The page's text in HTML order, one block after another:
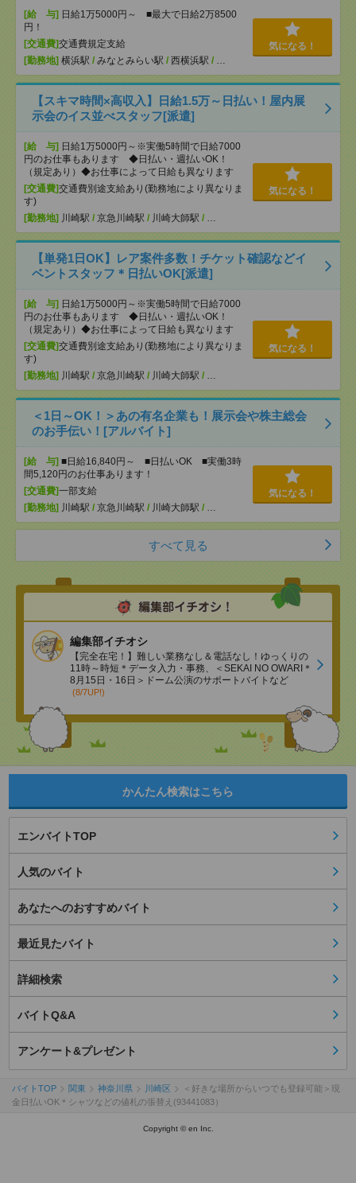
[給 与] 日給1万5000円～ ■最大で日給2万8500
円！
[交通費]交通費規定支給
[勤務地] 横浜駅 / みなとみらい駅 / 西横浜駅 / …
気になる！
【スキマ時間×高収入】日給1.5万～日払い！屋内展
示会のイス並べスタッフ[派遣]
[給 与] 日給1万5000円～※実働5時間で日給7000
円のお仕事もあります ◆日払い・週払いOK！
（規定あり）◆お仕事によって日給も異なります
[交通費]交通費別途支給あり(勤務地により異なりま
す)
[勤務地] 川崎駅 / 京急川崎駅 / 川崎大師駅 / …
気になる！
【単発1日OK】レア案件多数！チケット確認などイ
ベントスタッフ＊日払いOK[派遣]
[給 与] 日給1万5000円～※実働5時間で日給7000
円のお仕事もあります ◆日払い・週払いOK！
（規定あり）◆お仕事によって日給も異なります
[交通費]交通費別途支給あり(勤務地により異なりま
す)
[勤務地] 川崎駅 / 京急川崎駅 / 川崎大師駅 / …
気になる！
＜1日～OK！＞あの有名企業も！展示会や株主総会
のお手伝い！[アルバイト]
[給 与] ■日給16,840円～ ■日払いOK ■実働3時
間5,120円のお仕事あります！
[交通費]一部支給
[勤務地] 川崎駅 / 京急川崎駅 / 川崎大師駅 / …
気になる！
すべて見る
編集部イチオシ
【完全在宅！】難しい業務なし＆電話なし！ゆっくりの
11時～時短＊データ入力・事務、＜SEKAI NO OWARI＊
8月15日・16日＞ドーム公演のサポートバイトなど
(8/7UP!)
かんたん検索はこちら
エンバイトTOP
人気のバイト
あなたへのおすすめバイト
最近見たバイト
詳細検索
バイトQ&A
アンケート&プレゼント
バイトTOP 関東 神奈川県 川崎区
＜好きな場所からいつでも登録可能＞現
金日払いOK＊シャツなどの値札の張替え(93441083）
Copyright © en Inc.